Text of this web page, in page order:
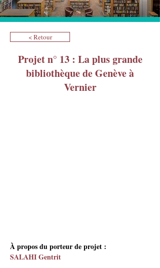
< Retour
Projet n° 13 : La plus grande
bibliothèque de Genève à
Vernier
À propos du porteur de projet :
SALAHI Gentrit